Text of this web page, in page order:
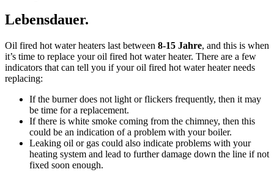
Lebensdauer.
Oil fired hot water heaters last between 8-15 Jahre, and this is when
it’s time to replace your oil fired hot water heater. There are a few
indicators that can tell you if your oil fired hot water heater needs
replacing:
If the burner does not light or flickers frequently, then it may
be time for a replacement.
If there is white smoke coming from the chimney, then this
could be an indication of a problem with your boiler.
Leaking oil or gas could also indicate problems with your
heating system and lead to further damage down the line if not
fixed soon enough.